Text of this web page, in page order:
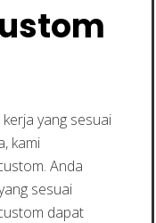
yang sesuai
kami
Anda
sesuai
dapat